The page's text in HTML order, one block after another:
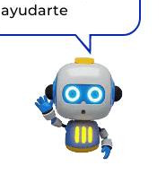
ayudarte